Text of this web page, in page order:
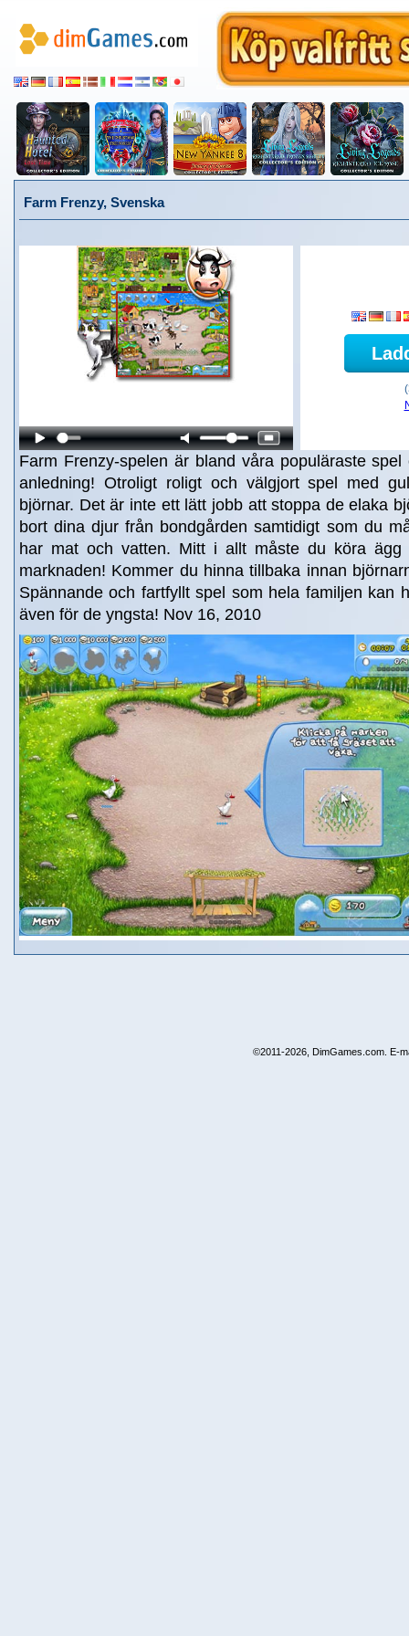
Farm Frenzy, Svenska
Farm Frenzy-spelen är bland våra populäraste
anledning! Otroligt roligt och välgjort spel med
björnar. Det är inte ett lätt jobb att stoppa de elaka
bort dina djur från bondgården samtidigt som du
har mat och vatten. Mitt i allt måste du köra ägg
marknaden! Kommer du hinna tillbaka innan
Spännande och fartfyllt spel som hela familjen kan
även för de yngsta! Nov 16, 2010
©2011-2026, DimGames.com. E-